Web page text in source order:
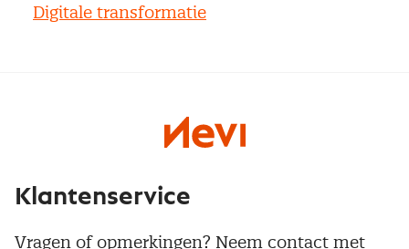
Digitale transformatie
Klantenservice
Vragen of opmerkingen? Neem contact met